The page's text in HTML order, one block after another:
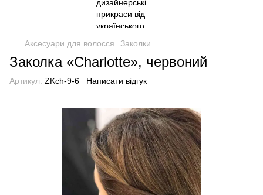
Аксесуари для волосся Заколки
Заколка «Charlotte», червоний
Артикул: ZKch-9-6 Написати відгук